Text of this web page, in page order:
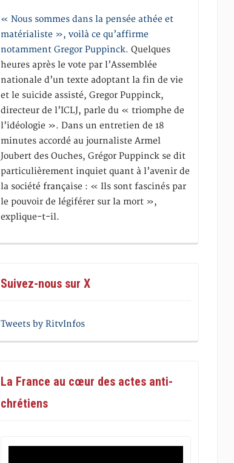
« Nous sommes dans la pensée athée et
matérialiste », voilà ce qu’affirme
notamment Gregor Puppinck. Quelques
heures après le vote par l’Assemblée
nationale d’un texte adoptant la fin de vie
et le suicide assisté, Gregor Puppinck,
directeur de l’ICLJ, parle du « triomphe de
l’idéologie ». Dans un entretien de 18
minutes accordé au journaliste Armel
Joubert des Ouches, Grégor Puppinck se dit
particulièrement inquiet quant à l’avenir de
la société française : « Ils sont fascinés par
le pouvoir de légiférer sur la mort »,
explique-t-il.
Suivez-nous sur X
Tweets by RitvInfos
La France au cœur des actes anti-
chrétiens